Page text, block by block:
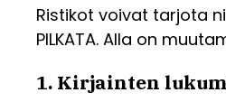
Ristikot voivat tarjota
PILKATA. Alla on
1. Kirjainten